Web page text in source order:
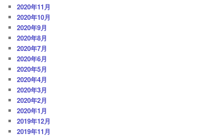
2020年11月
2020年10月
2020年9月
2020年8月
2020年7月
2020年6月
2020年5月
2020年4月
2020年3月
2020年2月
2020年1月
2019年12月
2019年11月